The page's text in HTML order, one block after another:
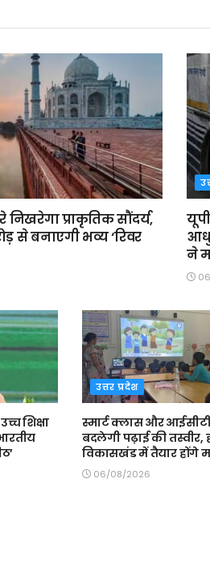
प्राकृतिक सौंदर्य,
से बनाएगी भव्य ‘रिवर
ने
शिक्षा
उत्तर प्रदेश
स्मार्ट क्लास और
बदलेगी पढ़ाई की तस्वीर,
विकासखंड में तैयार होंगे
06/08/2026